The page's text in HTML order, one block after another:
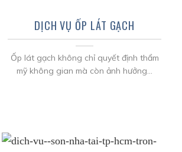
DỊCH VỤ ỐP LÁT GẠCH
Ốp lát gạch không chỉ quyết định thẩm
mỹ không gian mà còn ảnh hưởng...